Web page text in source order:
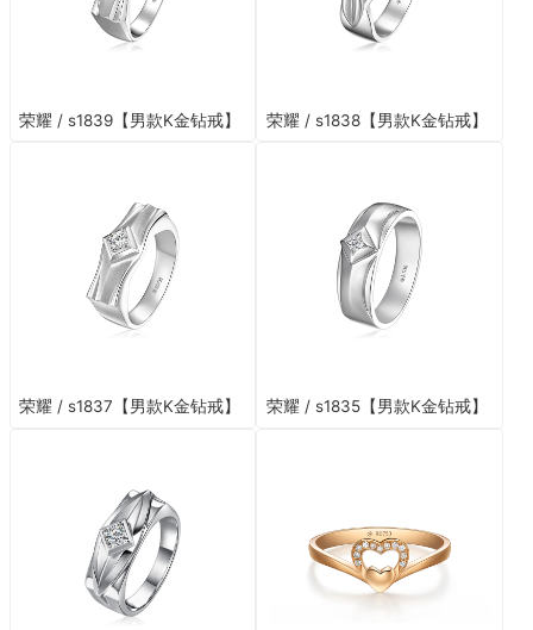
荣耀 / s1839【男款K金钻戒】 荣耀 / s1838【男款K金钻戒】
荣耀 / s1837【男款K金钻戒】 荣耀 / s1835【男款K金钻戒】